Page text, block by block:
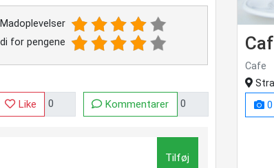
Madoplevelser
for pengene
Like Kommentarer
Tilføj
Cafe
0